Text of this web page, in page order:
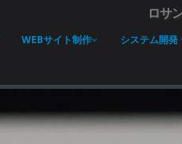
ロサ
WEBサイト制作 システム開発